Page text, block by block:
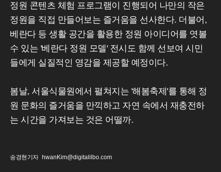
정원 콘텐츠 체험 프로그램이 진행되어 나만의 작은
정원을 직접 만들어보는 즐거움을 선사한다. 더불어,
베란다 등 생활 공간을 활용한 정원 아이디어를 엿볼
수 있는 '베란다 정원 모델' 전시도 함께 선보여 시민
들에게 실질적인 영감을 제공할 예정이다.
봄날, 서울식물원에서 펼쳐지는 '해봄축제'를 통해 정
원 문화의 즐거움을 만끽하고 자연 속에서 재충전하
는 시간을 가져보는 것은 어떨까.
송경현기자 hwanKim@digitalilbo.com